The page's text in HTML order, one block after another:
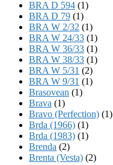
BRA D 594 (1)
BRA D 79 (1)
BRA W 2/32 (1)
BRA W 24/33 (1)
BRA W 36/33 (1)
BRA W 38/33 (1)
BRA W 5/31 (2)
BRA W 9/31 (1)
Brasovean (1)
Brava (1)
Bravo (Perfection) (1)
Brda (1966) (1)
Brda (1983) (1)
Brenda (2)
Brenta (Vesta) (2)